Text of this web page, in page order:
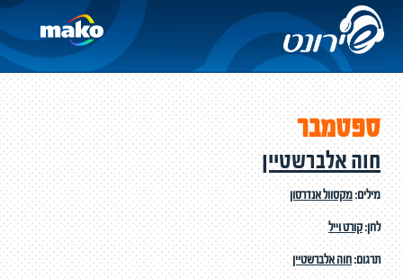
ספטמבר
חוה אלברשטיין
מילים:מקסוול אנדרסון
לחן:קורט וייל
תרגום:חוה אלברשטיין